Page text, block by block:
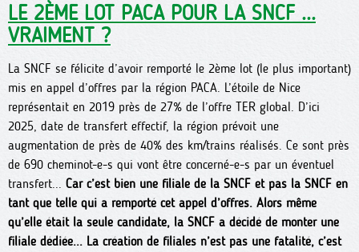
LE 2ÈME LOT PACA POUR LA SNCF ...
VRAIMENT ?
La SNCF se félicite d’avoir remporté le 2ème lot (le plus important)
mis en appel d’offres par la région PACA. L’étoile de Nice
représentait en 2019 près de 27% de l’offre TER global. D’ici
2025, date de transfert effectif, la région prévoit une
augmentation de près de 40% des km/trains réalisés. Ce sont près
de 690 cheminot-e-s qui vont être concerné-e-s par un éventuel
transfert... Car c’est bien une filiale de la SNCF et pas la SNCF en
tant que telle qui a remporté cet appel d’offres. Alors même
qu’elle était la seule candidate, la SNCF a décidé de monter une
filiale dédiée... La création de filiales n’est pas une fatalité, c’est